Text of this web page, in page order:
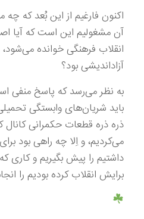
اکنون فارغیم از این بُعد که
آن مشغولیم این است که آیا
انقلاب فرهنگی خوانده می‌شود،
آزاداندیشی بود؟
به نظر می‌رسد که پاسخ منفی
باید شریان‌های وابستگی
ذره ذره قطعات حکمرانی
می‌کردیم، و اِلا چه راهی بود
داشتیم را پیش بگیریم و کاری
برایش انقلاب کرده بودیم را